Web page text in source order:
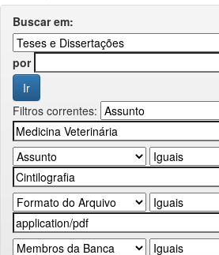
Buscar em:
por
Filtros correntes: